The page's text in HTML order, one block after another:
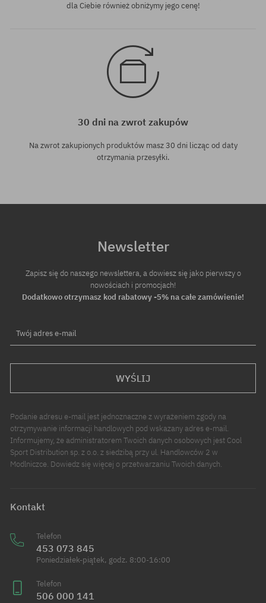
dla Ciebie również obniżymy jego cenę!
30 dni na zwrot zakupów
Na zwrot zakupionych produktów masz 30 dni licząc od daty
otrzymania przesyłki.
Newsletter
Zapisz się do naszego newslettera, a dowiesz się jako pierwszy o
nowościach i promocjach!
Dodatkowo otrzymasz kod rabatowy -5% na całe zamówienie!
Twój adres e-mail
WYŚLIJ
Podanie adresu e-mail jest jednoznaczne z wyrażeniem zgody na
otrzymywanie informacji handlowych pod wskazany adres e-mail.
Informujemy, że administratorem Twoich danych osobowych jest Cool
Sport Distribution sp. z o.o. z siedzibą przy ul. Handlowców 2 w
Modlniczce. Dowiedz się więcej o przetwarzaniu Twoich danych.
Kontakt
Telefon
453 073 845
Poniedziałek-piątek, godz. 8:00-16:00
Telefon
506 000 141